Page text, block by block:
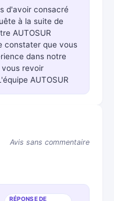
d'avoir consacré
à la suite de
AUTOSUR
constater que vous
dans notre
vous revoir
AUTOSUR
Avis sans commentaire
RÉPONSE DE